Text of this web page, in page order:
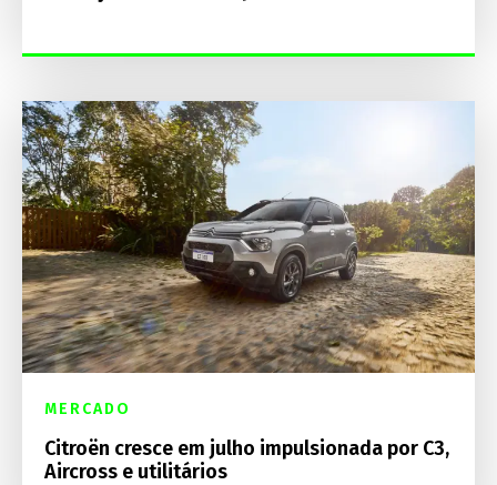
MERCADO
Citroën cresce em julho impulsionada por C3,
Aircross e utilitários